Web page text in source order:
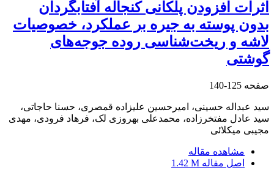
اثرات افزودن پلکانی کنجاله آفتابگردان
بدون پوسته به جیره بر عملکرد، خصوصیات
لاشه و ریخت‌شناسی روده جوجه‌های
گوشتی
صفحه 125-140
سید عبداله حسینی، امیرحسین علیزاده قمصری، حسنا حاجاتی،
سید عادل مفتخرزاده، محمدعلی بهروزی لک، فرهاد فرودی، مهدی
مجیبی میکلائی
مشاهده مقاله
اصل مقاله 1.42 M